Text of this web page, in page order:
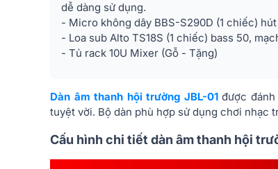
dễ dàng sử dụng.
- Micro không dây BBS-S290D (1 chiếc)
- Loa sub Alto TS18S (1 chiếc) bass 50,
- Tủ rack 10U Mixer (Gỗ - Tặng)
Dàn âm thanh hội trường JBL-01được đánh
tuyệt vời. Bộ dàn phù hợp sử dụng chơi nhạc
Cấu hình chi tiết dàn âm thanh hội